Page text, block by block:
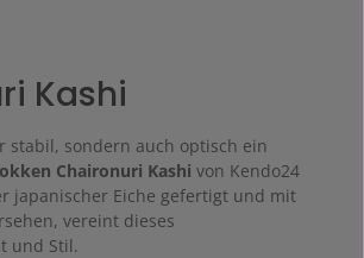
Kashi
stabil, sondern auch optisch ein
Chaironuri Kashi von Kendo24
japanischer Eiche gefertigt und mit
vereint dieses
und Stil.